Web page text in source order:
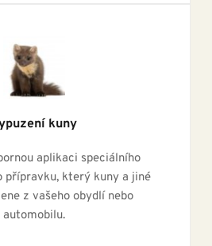
kuny
aplikaci speciálního
přípravku, který kuny a jiné
z vašeho obydlí nebo
automobilu.